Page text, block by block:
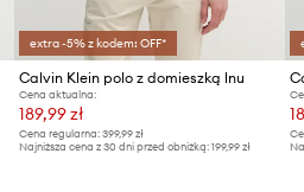
extra -5% z kodem: OFF*
Calvin Klein polo z domieszką lnu
Cena aktualna:
189,99 zł
Cena regularna: 399,99 zł
Najniższa cena z 30 dni przed obniżką: 199,99 zł